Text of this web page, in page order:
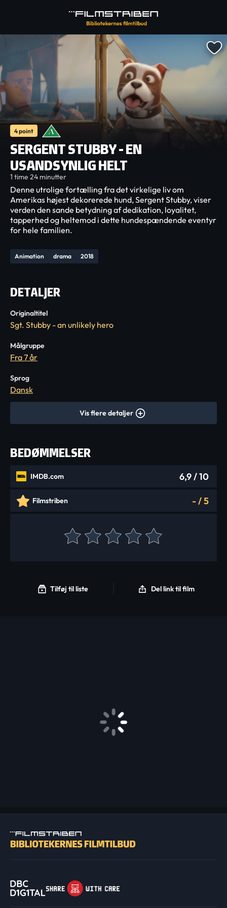
4 point
SERGENT STUBBY - EN
USANDSYNLIG HELT
1 time 24 minutter
Animation drama 2018
Denne utrolige fortælling fra det virkelige liv om
Amerikas højest dekorerede hund, Sergent Stubby, viser
verden den sande betydning af dedikation, loyalitet,
tapperhed og heltemod i dette hundespændende eventyr
for hele familien.
DETALJER
Originaltitel
Sgt. Stubby - an unlikely hero
Målgruppe
Fra 7 år
Sprog
Dansk
Vis flere detaljer
BEDØMMELSER
IMDB.com 6,9/ 10
Filmstriben -/5
Tilføj til liste Del link til film